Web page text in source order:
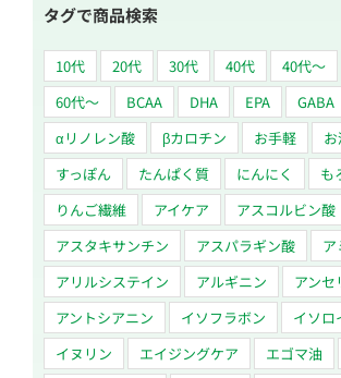
タグで商品検索
10代 20代 30代 40代 40代～
60代〜
BCAA DHA EPA GABA
αリノレン酸
βカロチン お手軽
すっぽん
たんぱく質 にんにく
も
りんご繊維
アイケア
アスコルビン酸
アスタキサンチン
アスパラギン酸
ア
アリルシステイン
アルギニン
アンセ
アントシアニン
イソフラボン
イソロ
イヌリン
エイジングケア エゴマ油